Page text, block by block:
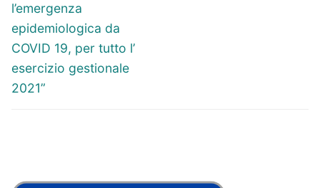
l’emergenza
epidemiologica da
COVID 19, per tutto l’
esercizio gestionale
2021”